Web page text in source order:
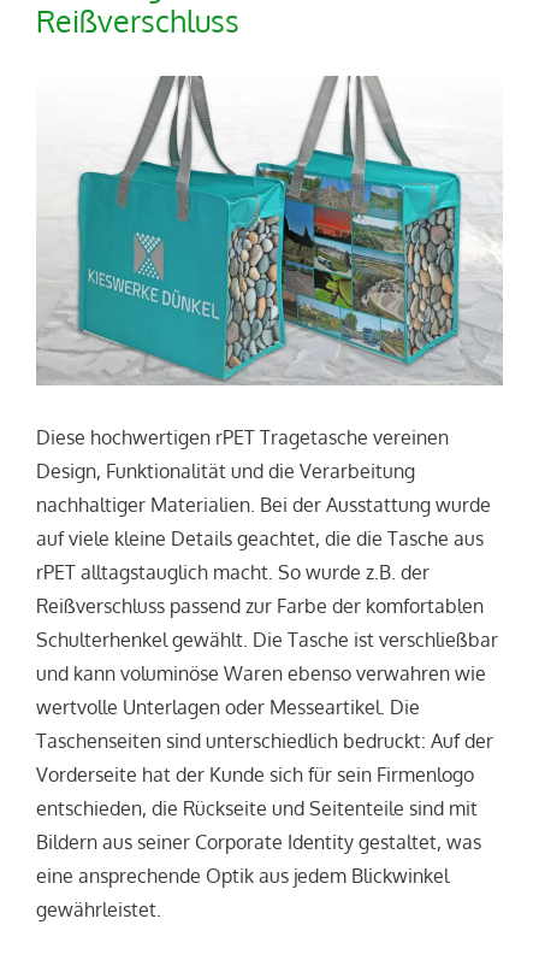
Reißverschluss
Diese hochwertigen rPET Tragetasche vereinen
Design, Funktionalität und die Verarbeitung
nachhaltiger Materialien. Bei der Ausstattung wurde
auf viele kleine Details geachtet, die die Tasche aus
rPET alltagstauglich macht. So wurde z.B. der
Reißverschluss passend zur Farbe der komfortablen
Schulterhenkel gewählt. Die Tasche ist verschließbar
und kann voluminöse Waren ebenso verwahren wie
wertvolle Unterlagen oder Messeartikel. Die
Taschenseiten sind unterschiedlich bedruckt: Auf der
Vorderseite hat der Kunde sich für sein Firmenlogo
entschieden, die Rückseite und Seitenteile sind mit
Bildern aus seiner Corporate Identity gestaltet, was
eine ansprechende Optik aus jedem Blickwinkel
gewährleistet.